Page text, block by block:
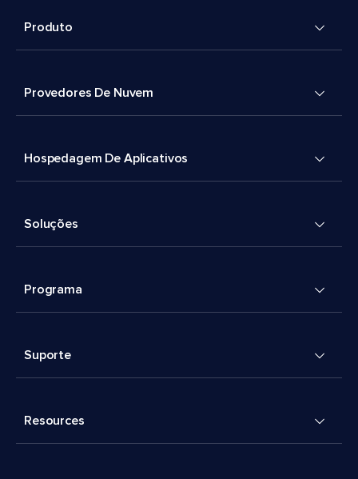
Produto
Provedores De Nuvem
Hospedagem De Aplicativos
Soluções
Programa
Suporte
Resources